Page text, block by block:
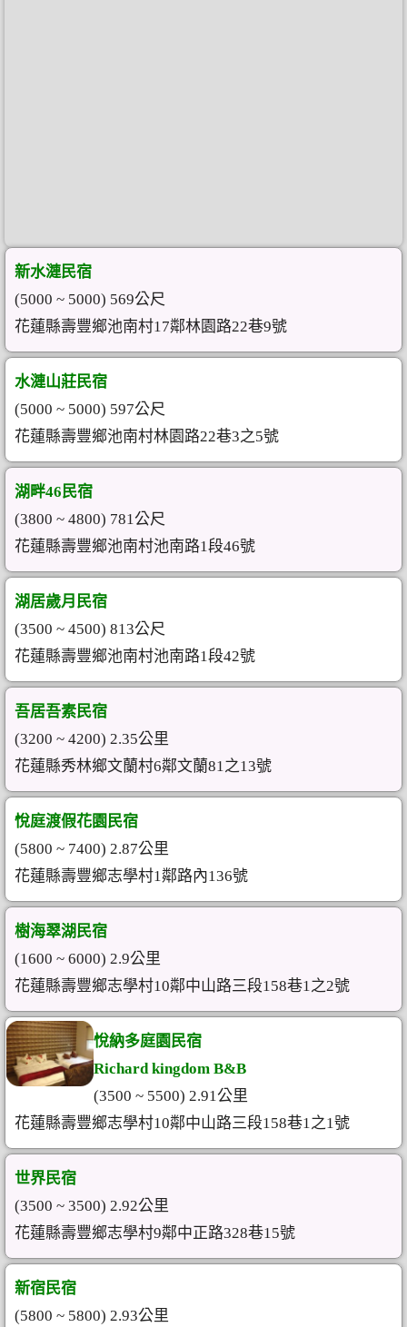
新水漣民宿
(5000 ~ 5000) 569公尺
花蓮縣壽豐鄉池南村17鄰林園路22巷9號
水漣山莊民宿
(5000 ~ 5000) 597公尺
花蓮縣壽豐鄉池南村林園路22巷3之5號
湖畔46民宿
(3800 ~ 4800) 781公尺
花蓮縣壽豐鄉池南村池南路1段46號
湖居歲月民宿
(3500 ~ 4500) 813公尺
花蓮縣壽豐鄉池南村池南路1段42號
吾居吾素民宿
(3200 ~ 4200) 2.35公里
花蓮縣秀林鄉文蘭村6鄰文蘭81之13號
悅庭渡假花園民宿
(5800 ~ 7400) 2.87公里
花蓮縣壽豐鄉志學村1鄰路內136號
樹海翠湖民宿
(1600 ~ 6000) 2.9公里
花蓮縣壽豐鄉志學村10鄰中山路三段158巷1之2號
悅納多庭園民宿
Richard kingdom B&B
(3500 ~ 5500) 2.91公里
花蓮縣壽豐鄉志學村10鄰中山路三段158巷1之1號
世界民宿
(3500 ~ 3500) 2.92公里
花蓮縣壽豐鄉志學村9鄰中正路328巷15號
新宿民宿
(5800 ~ 5800) 2.93公里